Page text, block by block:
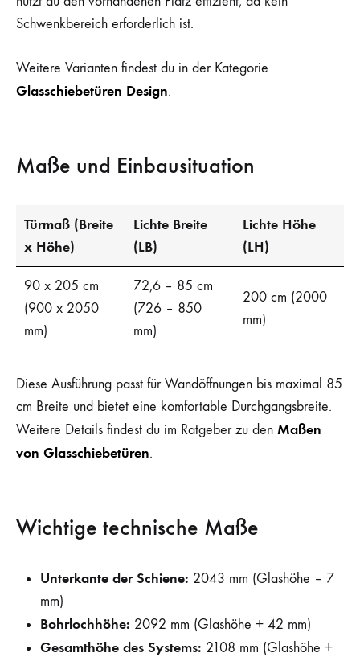
Schwenkbereich erforderlich ist.
Weitere Varianten findest du in der Kategorie
Glasschiebetüren Design.
Maße und Einbausituation
Türmaß (Breite
x Höhe)
Lichte Breite
(LB)
Lichte Höhe
(LH)
90 x 205 cm
(900 x 2050
mm)
72,6 – 85 cm
(726 – 850
mm)
200 cm (2000
mm)
Diese Ausführung passt für Wandöffnungen bis maximal 85
cm Breite und bietet eine komfortable Durchgangsbreite.
Weitere Details findest du im Ratgeber zu den Maßen
von Glasschiebetüren.
Wichtige technische Maße
Unterkante der Schiene: 2043 mm (Glashöhe – 7
mm)
Bohrlochhöhe: 2092 mm (Glashöhe + 42 mm)
Gesamthöhe des Systems: 2108 mm (Glashöhe +